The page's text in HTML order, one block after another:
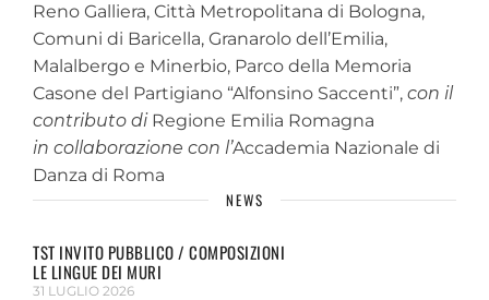
Reno Galliera, Città Metropolitana di Bologna,
Comuni di Baricella, Granarolo dell’Emilia,
Malalbergo e Minerbio, Parco della Memoria
Casone del Partigiano “Alfonsino Saccenti”, con il
contributo diRegione Emilia Romagna
in collaborazione con l’Accademia Nazionale di
Danza di Roma
NEWS
TST INVITO PUBBLICO / COMPOSIZIONI
LE LINGUE DEI MURI
31 LUGLIO 2026